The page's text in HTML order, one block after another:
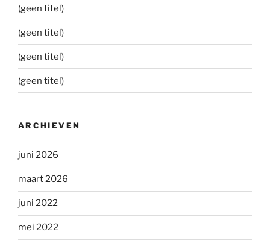
(geen titel)
(geen titel)
(geen titel)
(geen titel)
ARCHIEVEN
juni 2026
maart 2026
juni 2022
mei 2022